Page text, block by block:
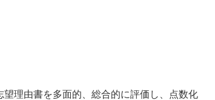
理由書を多面的、総合的に評価し、点数化